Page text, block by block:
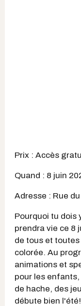
Prix : Accès
Quand : 8 juin
Adresse : Rue
Pourquoi tu dois
prendra vie ce 8
de tous et
colorée. Au
animations et
pour les
de hache, des
débute bien l'été!